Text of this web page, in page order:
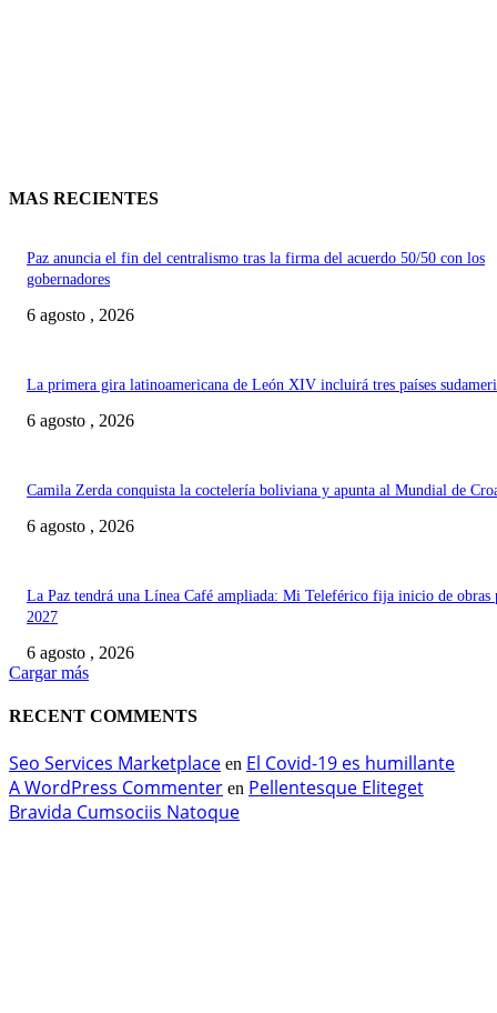
MAS RECIENTES
Paz anuncia el fin del centralismo tras la firma del acuerdo 50/50 con los
gobernadores
6 agosto , 2026
La primera gira latinoamericana de León XIV incluirá tres países
6 agosto , 2026
Camila Zerda conquista la coctelería boliviana y apunta al Mundial de
6 agosto , 2026
La Paz tendrá una Línea Café ampliada: Mi Teleférico fija inicio de obras
2027
6 agosto , 2026
Cargar más
RECENT COMMENTS
Seo Services Marketplace en El Covid-19 es humillante
A WordPress Commenter en Pellentesque Eliteget
Bravida Cumsociis Natoque